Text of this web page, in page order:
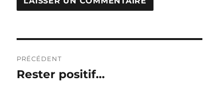
de
PRÉCÉDENT
Publication
Rester positif…